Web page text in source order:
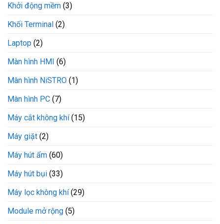
Khởi động mềm (3)
Khối Terminal (2)
Laptop (2)
Màn hình HMI (6)
Màn hình NiSTRO (1)
Màn hình PC (7)
Máy cắt không khí(15)
Máy giặt (2)
Máy hút ẩm (60)
Máy hút bụi (33)
Máy lọc không khí(29)
Module mở rộng (5)